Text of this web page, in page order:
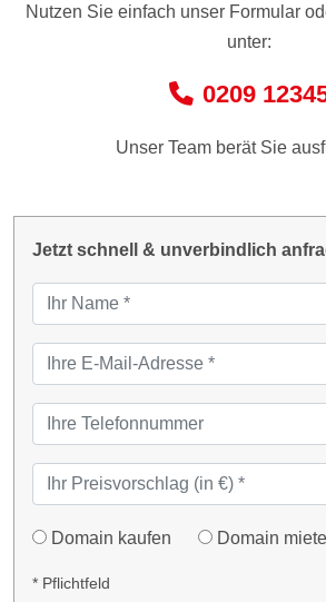
Nutzen Sie einfach unser Formular
unter:
0209
Unser Team berät Sie
Jetzt schnell & unverbindlich
Domain kaufen Domain
* Pflichtfeld